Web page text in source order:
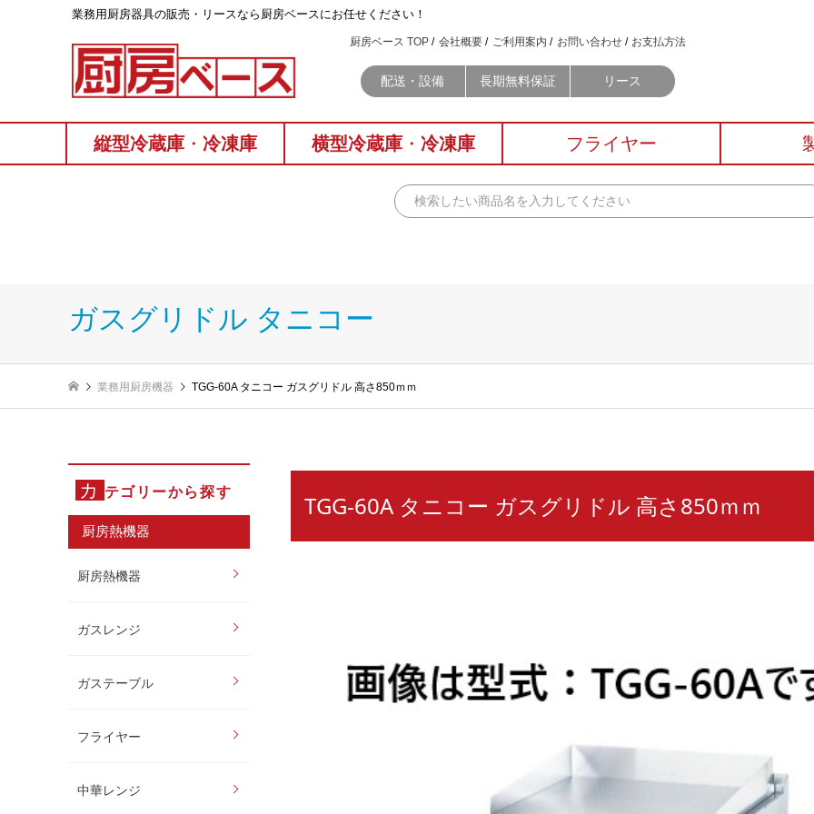
業務⽤厨房器具の販売・リースなら厨房ベースにお任せください！
厨房ベース TOP 会社概要 ご利用案内 お問い合わせ お支払方法
配送・設備 長期無料保証 リース
縦型冷蔵庫 ・ 冷凍庫 横型冷蔵庫 ・ 冷凍庫 フライヤー
ガスグリドル タニコー
業務用厨房機器 TGG-60A タニコー ガスグリドル 高さ850ｍｍ
カ テゴリーから探す
厨房熱機器
厨房熱機器
ガスレンジ
ガステーブル
フライヤー
中華レンジ
TGG-60A タニコー ガスグリドル 高さ850ｍｍ